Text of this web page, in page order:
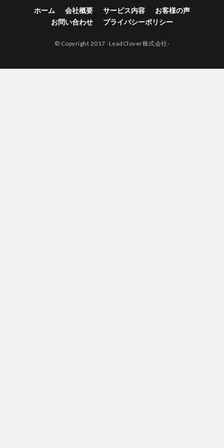
ホーム 会社概要 サービス内容
お客様の声
お問い合わせ
プライバシーポリシー
© Copyright 2017 -LeadClover株式会社-